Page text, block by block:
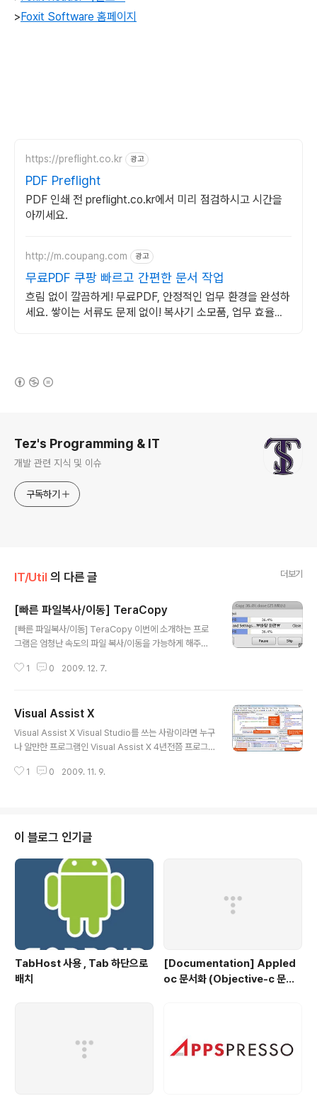
>Foxit Software 홈페이지
https://preflight.co.kr 광고
PDF Preflight
PDF 인쇄 전 preflight.co.kr에서 미리 점검하시고 시간을
아끼세요.
http://m.coupang.com 광고
무료PDF 쿠팡 빠르고 간편한 문서 작업
흐림 없이 깔끔하게! 무료PDF, 안정적인 업무 환경을 완성하
세요. 쌓이는 서류도 문제 없이! 복사기 소모품, 업무 효율을
Tez's Programming & IT
개발 관련 지식 및 이슈
구독하기
IT/Util 의 다른 글 더보기
[빠른 파일복사/이동] TeraCopy
[빠른 파일복사/이동] TeraCopy 이번에 소개하는 프로
그램은 엄청난 속도의 파일 복사/이동을 가능하게 해주는
윈도우를 이용하면 개인차(하드의 종류차이 등) 가 있겠지
터 제외) 가 귀에 거슬리기도 한다. 하지만, TeraCopy라
는 프로그램은 파일을 빠른 속도로 복사/이동하고 하드가
드르륵 거리는 소리도 나지않는다. 아마 최근 컴퓨터를 구
터를 꽤 버벅이게 만들기도 했었다. 그런데 TeraCopy라
1 0 2009. 12. 7.
Visual Assist X
Visual Assist X Visual Studio를 쓰는 사람이라면 누구
나 알만한 프로그램인 Visual Assist X 4년전쯤 프로그
램이다. 그땐 이게 뭐지.. 뭐야 글자색이 알록달록해지네..
미지와 같이 자그마한 창에 선택지가 생기게 된다. 위아래
커서로 사용할 것을 선택하고 엔터키를 누르면 자동으로
'#include " " '까지 입력이 되면서 커서는 " " 따옴표 사이
에 위차하게 된다. 별거 아닌거 같지만 손에 익혀 쓰다보면
1 0 2009. 11. 9.
이 블로그 인기글
TabHost 사용 , Tab 하단으로
배치
[Documentation] Appled
oc 문서화 (Objective-c 문서